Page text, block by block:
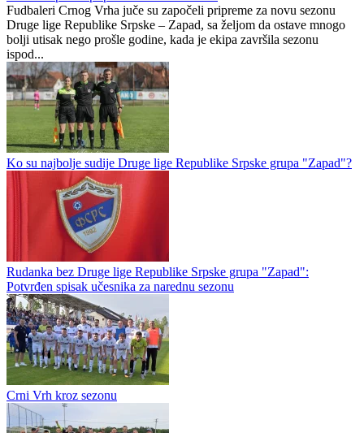
Crni Vrh
0 0
Crni Vrh počeo pripreme za novu sezonu
Fudbaleri Crnog Vrha juče su započeli pripreme za novu sezonu
Druge lige Republike Srpske – Zapad, sa željom da ostave mnogo
bolji utisak nego prošle godine, kada je ekipa završila sezonu
ispod...
Ko su najbolje sudije Druge lige Republike Srpske grupa "Zapad"?